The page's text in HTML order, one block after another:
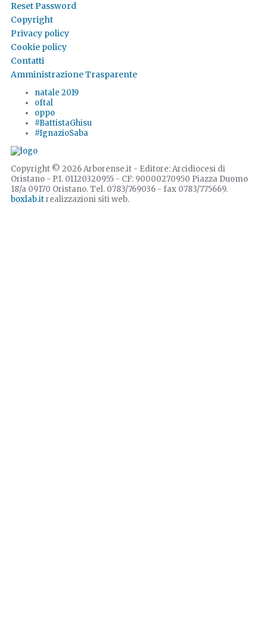
Reset Password
Copyright
Privacy policy
Cookie policy
Contatti
Amministrazione Trasparente
natale 2019
oftal
oppo
#BattistaGhisu
#IgnazioSaba
Copyright © 2026 Arborense.it - Editore: Arcidiocesi di
Oristano - P.I. 01120320955 - CF: 90000270950 Piazza Duomo
18/a 09170 Oristano. Tel. 0783/769036 - fax 0783/775669.
boxlab.itrealizzazioni siti web.